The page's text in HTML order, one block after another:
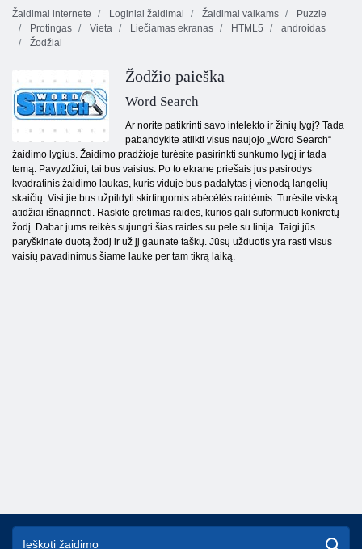
Žaidimai internete
Loginiai žaidimai Žaidimai vaikams
Puzzle
Protingas
Vieta Liečiamas ekranas HTML5
androidas
Žodžiai
Žodžio paieška
Word Search
Ar norite patikrinti savo intelekto ir žinių lygį? Tada
pabandykite atlikti visus naujojo „Word Search“
žaidimo lygius. Žaidimo pradžioje turėsite pasirinkti sunkumo lygį ir tada
temą. Pavyzdžiui, tai bus vaisius. Po to ekrane priešais jus pasirodys
kvadratinis žaidimo laukas, kuris viduje bus padalytas į vienodą langelių
skaičių. Visi jie bus užpildyti skirtingomis abėcėlės raidėmis. Turėsite viską
atidžiai išnagrinėti. Raskite gretimas raides, kurios gali suformuoti konkretų
žodį. Dabar jums reikės sujungti šias raides su pele su linija. Taigi jūs
paryškinate duotą žodį ir už jį gaunate taškų. Jūsų užduotis yra rasti visus
vaisių pavadinimus šiame lauke per tam tikrą laiką.